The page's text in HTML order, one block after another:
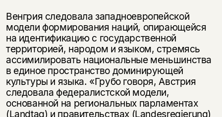
Венгрия следовала западноевропейской
модели формирования наций, опирающейся
на идентификацию с государственной
территорией, народом и языком, стремясь
ассимилировать национальные меньшинства
в единое пространство доминирующей
культуры и языка. «Грубо говоря, Австрия
следовала федералистской модели,
основанной на региональных парламентах
(Landtag) и правительствах (Landesregierung)